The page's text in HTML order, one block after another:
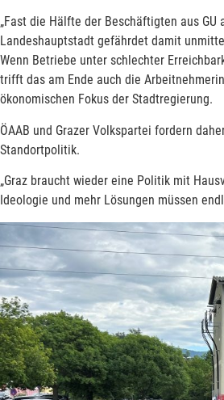
„Fast die Hälfte der Beschäftigten aus
Landeshauptstadt gefährdet damit
Wenn Betriebe unter schlechter
trifft das am Ende auch die
ökonomischen Fokus der Stadtregierung.
ÖAAB und Grazer Volkspartei fordern
Standortpolitik.
„Graz braucht wieder eine Politik mit
Ideologie und mehr Lösungen müssen